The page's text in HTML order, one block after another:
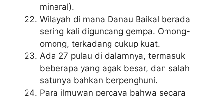
mineral).
Wilayah di mana Danau Baikal berada
sering kali diguncang gempa. Omong-
omong, terkadang cukup kuat.
Ada 27 pulau di dalamnya, termasuk
beberapa yang agak besar, dan salah
satunya bahkan berpenghuni.
Para ilmuwan percaya bahwa secara